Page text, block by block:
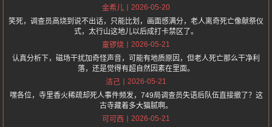
金希儿
2026-05-20
笑死，调查员高烧到说不出话，只能比划，画面感满分，老人离奇死亡像献祭仪
式，太行山这地儿以后成打卡禁区了。
童锣烧
2026-05-21
认真分析下，磁场干扰加奇怪声音，可能有地质原因，但老人死亡那么干净利
落，还是觉得有超自然因素在里面。
洁己
2026-05-21
嘿各位，寺里香火稀疏却死人事件频发，749局调查员失语后队伍直接撤了？这
古寺藏着多大猫腻啊。
可可西
2026-05-21